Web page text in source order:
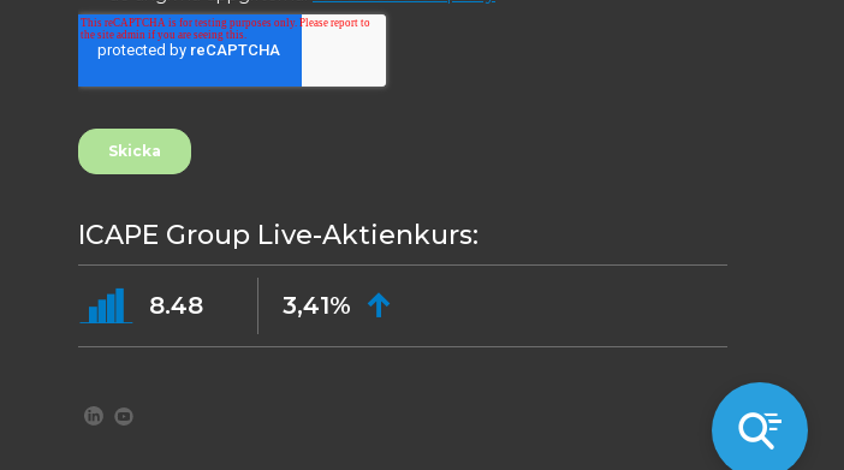
ICAPE Group Live-Aktienkurs:
8.48 3,41%